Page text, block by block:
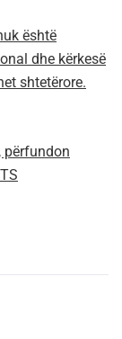
është
dhe kërkesë
shtetërore.
përfundon